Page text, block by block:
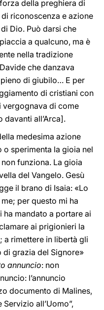
della preghiera di
riconoscenza e azione
Dio. Può darsi che
a qualcuno, ma è
nella tradizione
che danzava
pieno di giubilo… E per
di cristiani con
vergognava di come
all’Arca].
medesima azione
sperimenta la gioia nel
funziona. La gioia
del Vangelo. Gesù
il brano di Isaia: «Lo
per questo mi ha
ha mandato a portare ai
ai prigionieri la
a rimettere in libertà gli
di grazia del Signore»
annuncio: non
l’annuncio
documento di Malines,
all’Uomo”,